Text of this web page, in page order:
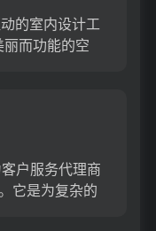
的室内设计工
而功能的空
户服务代理商
它是为复杂的